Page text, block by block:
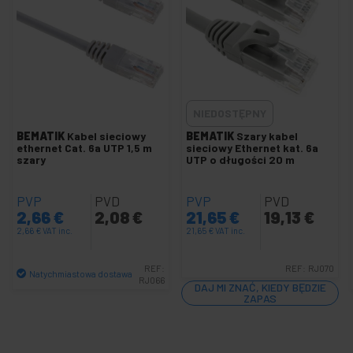
Kabel sieciowy UTP kat. 5e
Kabel sieciowy UTP kat.6 / kat.6A
Wąż UTP kat.6 / kat.6A
-
Niebieski kabel UTP kat.6
Kabel UTP kat.6 biały
Pomarańczowy kabel UTP kat. 6
BEMATIK Kabel sieciowy
ethernet Cat. 6a UTP 1,5 m
szary
PVP
2,66€
2,66 €VAT inc.
PVD
2,08 €
Natychmiastowa dostawa
REF:
RJ066
BEMATIK Szary kabel
sieciowy Ethernet kat. 6a
UTP o długości 20 m
PVP
21,65€
21,65 €VAT inc.
PVD
19,13 €
REF: RJ070
DAJ MI ZNAĆ, KIEDY BĘDZIE
ZAPAS